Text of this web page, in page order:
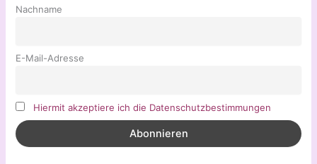
Nachname
E-Mail-Adresse
Hiermit akzeptiere ich die Datenschutzbestimmungen